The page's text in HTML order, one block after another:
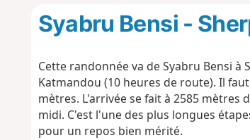
Syabru Bensi -
Cette randonnée va de Syabru Bensi
Katmandou (10 heures de route). Il
mètres. L'arrivée se fait à 2585
midi. C'est l'une des plus longues
pour un repos bien mérité.